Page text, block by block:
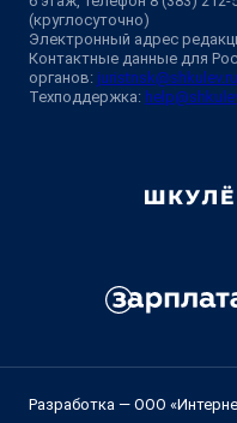
(круглосуточно)
Электронный адрес
Контактные данные для
органов: juristnsk@shkulev.ru
Техподдержка:
Разработка — ООО